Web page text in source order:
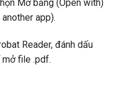
Mở bằng (Open with)
app).
Reader, đánh dấu
file .pdf.